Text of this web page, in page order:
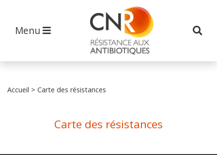
Menu
Accueil > Carte des résistances
Carte des résistances